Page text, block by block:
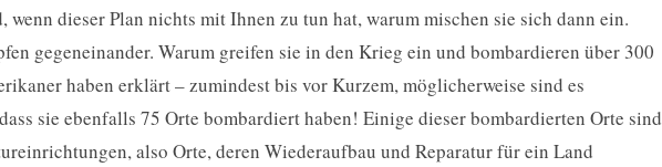
dieser Plan nichts mit Ihnen zu tun hat, warum mischen sie sich dann ein.
gegeneinander. Warum greifen sie in den Krieg ein und bombardieren über 300
haben erklärt – zumindest bis vor Kurzem, möglicherweise sind es
sie ebenfalls 75 Orte bombardiert haben! Einige dieser bombardierten Orte sind
also Orte, deren Wiederaufbau und Reparatur für ein Land